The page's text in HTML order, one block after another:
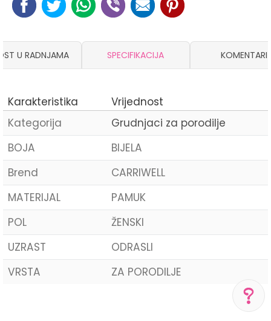
U RADNJAMA SPECIFIKACIJA KOMENTARI
Karakteristika
Vrijednost
Kategorija
Grudnjaci za porodilje
BOJA
BIJELA
Brend
CARRIWELL
MATERIJAL
PAMUK
POL
ŽENSKI
UZRAST
ODRASLI
VRSTA
ZA PORODILJE